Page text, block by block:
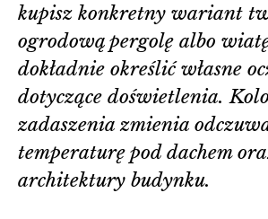
kupisz konkretny wariant
ogrodową pergolę albo
dokładnie określić własne
dotyczące doświetlenia.
zadaszenia zmienia
temperaturę pod dachem
architektury budynku.